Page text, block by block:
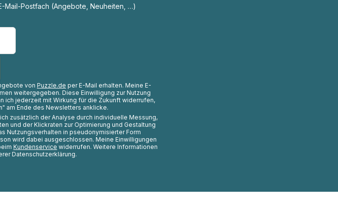
Mail-Postfach (Angebote, Neuheiten, …)
von Puzzle.de per E-Mail erhalten. Meine E-
weitergegeben. Diese Einwilligung zur Nutzung
ich jederzeit mit Wirkung für die Zukunft widerrufen,
am Ende des Newsletters anklicke.
zusätzlich der Analyse durch individuelle Messung,
und der Klickraten zur Optimierung und Gestaltung
Nutzungsverhalten in pseudonymisierter Form
wird dabei ausgeschlossen. Meine Einwilligungen
Kundenservice widerrufen. Weitere Informationen
Datenschutzerklärung.